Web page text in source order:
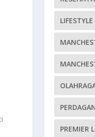
LIFESTYLE
PREMIER